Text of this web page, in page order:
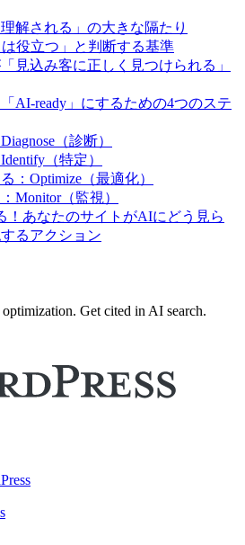
解される」の大きな隔たり
役立つ」と判断する基準
見込み客に正しく見つけられる」
AI-ready」にするための4つのステ
（診断）
（特定）
：Optimize（最適化）
Monitor（監視）
！あなたのサイトがAIにどう見ら
るアクション
Get cited in AI search.